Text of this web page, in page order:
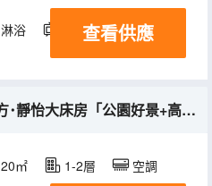
淋浴 電視機 冰箱
查看供應
大方･靜怡大床房「公園好景+高端床品+美標智能馬桶」
20㎡ 1-2層 空調